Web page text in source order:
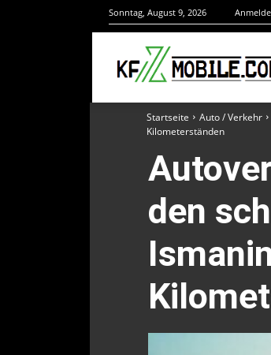
Sonntag, August 9, 2026
Startseite Auto / Verkehr
Kilometerständen
den